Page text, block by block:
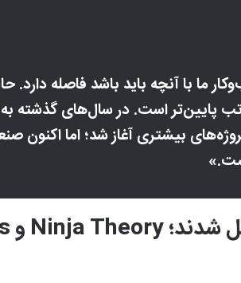
با آنچه باید باشد فاصله دارد.
پایین‌تر است. در سال‌های گذشته
بیشتری آغاز شد؛ اما اکنون